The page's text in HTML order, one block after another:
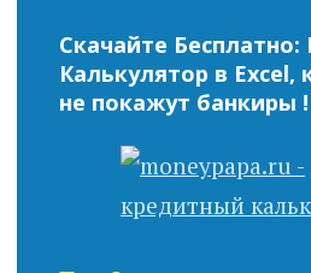
Скачайте
Калькулятор в
не покажут банкиры !